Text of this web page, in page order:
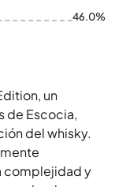
46.0%
un
de Escocia,
del whisky.
complejidad y